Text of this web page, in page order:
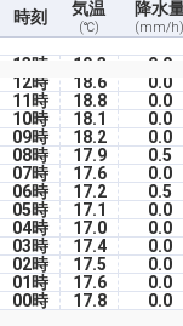
時刻 気温
(℃)
降水
(mm/h)
13時 19.3 0.0
12時
18.6 0.0
11時
18.8 0.0
10時
18.1 0.0
09時
18.2 0.0
08時
17.9 0.5
07時
17.6 0.0
06時
17.2 0.5
05時
17.1 0.0
04時
17.0 0.0
03時
17.4 0.0
02時
17.5 0.0
01時
17.6 0.0
00時
17.8 0.0